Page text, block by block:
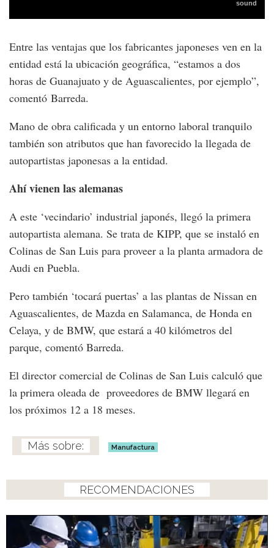
Entre las ventajas que los fabricantes japoneses ven en la
entidad está la ubicación geográfica, “estamos a dos
horas de Guanajuato y de Aguascalientes, por ejemplo”,
comentó Barreda.
Mano de obra calificada y un entorno laboral tranquilo
también son atributos que han favorecido la llegada de
autopartistas japonesas a la entidad.
Ahí vienen las alemanas
A este ‘vecindario’ industrial japonés, llegó la primera
autopartista alemana. Se trata de KIPP, que se instaló en
Colinas de San Luis para proveer a la planta armadora de
Audi en Puebla.
Pero también ‘tocará puertas’ a las plantas de Nissan en
Aguascalientes, de Mazda en Salamanca, de Honda en
Celaya, y de BMW, que estará a 40 kilómetros del
parque, comentó Barreda.
El director comercial de Colinas de San Luis calculó que
la primera oleada de proveedores de BMW llegará en
los próximos 12 a 18 meses.
Manufactura
RECOMENDACIONES